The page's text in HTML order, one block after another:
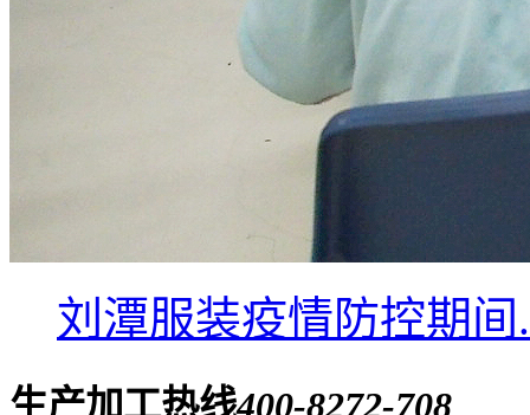
刘潭服装疫情防控期间
生产加工热线400-8272-708